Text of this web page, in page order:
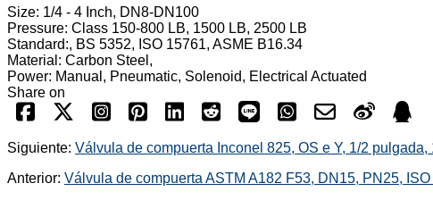
Size: 1/4 - 4 Inch, DN8-DN100
Pressure: Class 150-800 LB, 1500 LB, 2500 LB
Standard:, BS 5352, ISO 15761, ASME B16.34
Material: Carbon Steel,
Power: Manual, Pneumatic, Solenoid, Electrical Actuated
Share on
Siguiente: Válvula de compuerta Inconel 825, OS e Y, 1/2 pulgada,
Anterior: Válvula de compuerta ASTM A182 F53, DN15, PN25,